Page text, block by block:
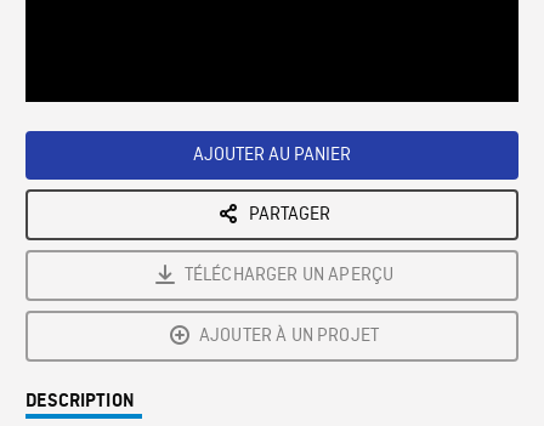
AJOUTER AU PANIER
PARTAGER
TÉLÉCHARGER UN APERÇU
AJOUTER À UN PROJET
DESCRIPTION